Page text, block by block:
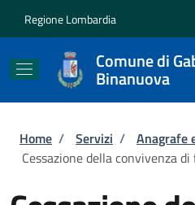
Regione Lombardia
Comune di
Binanuova
Briciole di pane
Home / Servizi / Anagrafe
Cessazione della convivenza